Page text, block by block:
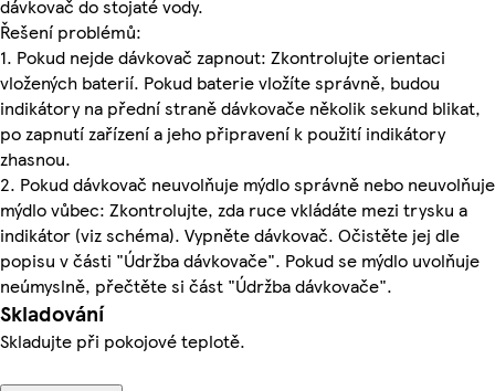
dávkovač do stojaté vody.
Řešení problémů:
1. Pokud nejde dávkovač zapnout: Zkontrolujte orientaci
vložených baterií. Pokud baterie vložíte správně, budou
indikátory na přední straně dávkovače několik sekund blikat,
po zapnutí zařízení a jeho připravení k použití indikátory
zhasnou.
2. Pokud dávkovač neuvolňuje mýdlo správně nebo neuvolňuje
mýdlo vůbec: Zkontrolujte, zda ruce vkládáte mezi trysku a
indikátor (viz schéma). Vypněte dávkovač. Očistěte jej dle
popisu v části "Údržba dávkovače". Pokud se mýdlo uvolňuje
neúmyslně, přečtěte si část "Údržba dávkovače".
Skladování
Skladujte při pokojové teplotě.